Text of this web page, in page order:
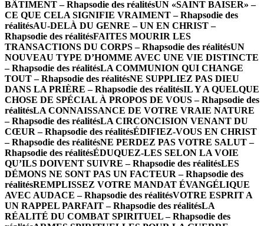
BÂTIMENT – Rhapsodie des réalitésUN «SAINT BAISER» –
CE QUE CELA SIGNIFIE VRAIMENT – Rhapsodie des
réalitésAU-DELÀ DU GENRE – UN EN CHRIST –
Rhapsodie des réalitésFAITES MOURIR LES
TRANSACTIONS DU CORPS – Rhapsodie des réalitésUN
NOUVEAU TYPE D’HOMME AVEC UNE VIE DISTINCTE
– Rhapsodie des réalitésLA COMMUNION QUI CHANGE
TOUT – Rhapsodie des réalitésNE SUPPLIEZ PAS DIEU
DANS LA PRIÈRE – Rhapsodie des réalitésIL Y A QUELQUE
CHOSE DE SPÉCIAL À PROPOS DE VOUS – Rhapsodie des
réalitésLA CONNAISSANCE DE VOTRE VRAIE NATURE
– Rhapsodie des réalitésLA CIRCONCISION VENANT DU
CŒUR – Rhapsodie des réalitésÉDIFIEZ-VOUS EN CHRIST
– Rhapsodie des réalitésNE PERDEZ PAS VOTRE SALUT –
Rhapsodie des réalitésÉDUQUEZ-LES SELON LA VOIE
QU’ILS DOIVENT SUIVRE – Rhapsodie des réalitésLES
DÉMONS NE SONT PAS UN FACTEUR – Rhapsodie des
réalitésREMPLISSEZ VOTRE MANDAT ÉVANGÉLIQUE
AVEC AUDACE – Rhapsodie des réalitésVOTRE ESPRIT A
UN RAPPEL PARFAIT – Rhapsodie des réalitésLA
RÉALITÉ DU COMBAT SPIRITUEL – Rhapsodie des